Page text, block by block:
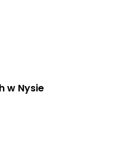
w Nysie